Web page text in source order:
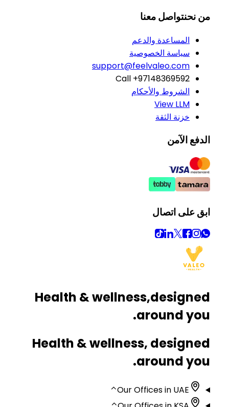
من نحنتواصل معنا
المساعدة والدعم
سياسة الخصوصية
support@feelvaleo.com
Call +97148369592
الشروط والأحكام
View LLM
خزنة الثقة
الدفع الآمن
ابق على اتصال
Health & wellness,designed
around you.
Health & wellness, designed
around you.
Our Offices in UAE
⌃